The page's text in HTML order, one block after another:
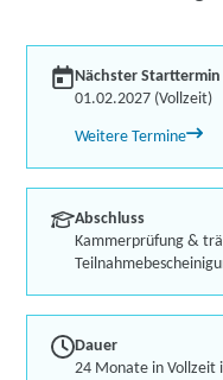
Nächster Starttermin
01.02.2027 (Vollzeit)
Weitere Termine
Abschluss
Kammerprüfung &
Dauer
24 Monate in Vollzeit